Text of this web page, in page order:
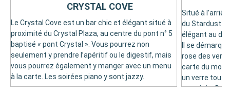
Le Crystal Cove est un bar chic et élégant situé à
proximité du Crystal Plaza, au centre du pont n° 5
baptisé « pont Crystal ». Vous pourrez non
seulement y prendre l’apéritif ou le digestif, mais
vous pourrez également y manger avec un menu
à la carte. Les soirées piano y sont jazzy.
CRYSTAL COVE
Situé à
du Stardust
élégant au
Il se
rose des
carte du
un verre tout
en soirée. De